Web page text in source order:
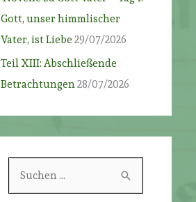
Gott, unser himmlischer
Vater, ist Liebe 29/07/2026
Teil XIII: Abschließende
Betrachtungen28/07/2026